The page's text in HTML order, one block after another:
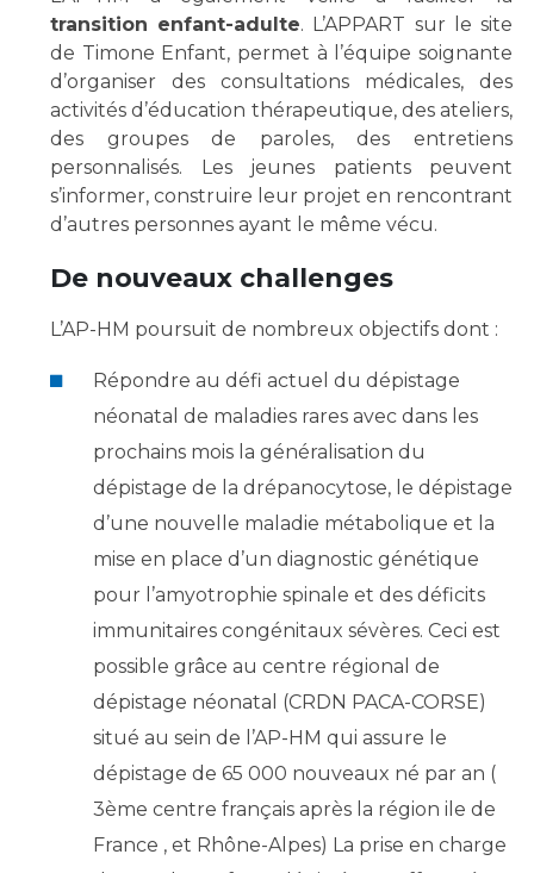
transition enfant-adulte. L’APPART sur le site
de Timone Enfant, permet à l’équipe soignante
d’organiser des consultations médicales, des
activités d’éducation thérapeutique, des ateliers,
des groupes de paroles, des entretiens
personnalisés. Les jeunes patients peuvent
s’informer, construire leur projet en rencontrant
d’autres personnes ayant le même vécu.
De nouveaux challenges
L’AP-HM poursuit de nombreux objectifs dont :
Répondre au défi actuel du dépistage
néonatal de maladies rares avec dans les
prochains mois la généralisation du
dépistage de la drépanocytose, le dépistage
d’une nouvelle maladie métabolique et la
mise en place d’un diagnostic génétique
pour l’amyotrophie spinale et des déficits
immunitaires congénitaux sévères. Ceci est
possible grâce au centre régional de
dépistage néonatal (CRDN PACA-CORSE)
situé au sein de l’AP-HM qui assure le
dépistage de 65 000 nouveaux né par an (
3ème centre français après la région ile de
France , et Rhône-Alpes) La prise en charge